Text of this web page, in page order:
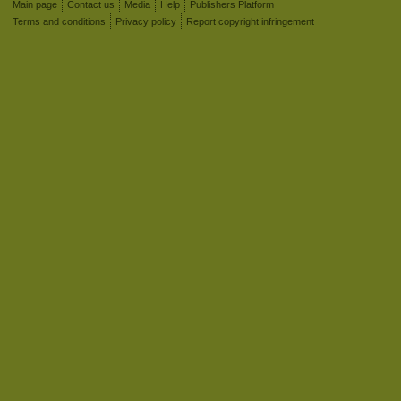
Main page Contact us Media Help
Publishers Platform
Terms and conditions
Privacy policy Report copyright infringement